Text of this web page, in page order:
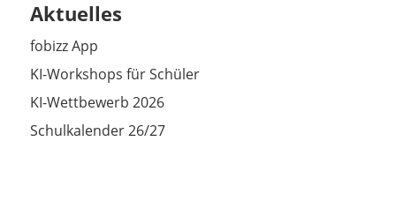
Aktuelles
fobizz App
KI-Workshops für Schüler
KI-Wettbewerb 2026
Schulkalender 26/27